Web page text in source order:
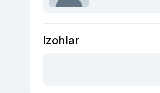
Izohlar